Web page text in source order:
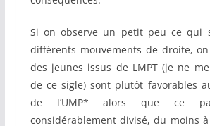
Si on observe un petit peu ce qui
différents mouvements de droite,
des jeunes issus de LMPT (je ne
de ce sigle) sont plutôt favorables
de l’UMP* alors que ce
considérablement divisé, du moins à